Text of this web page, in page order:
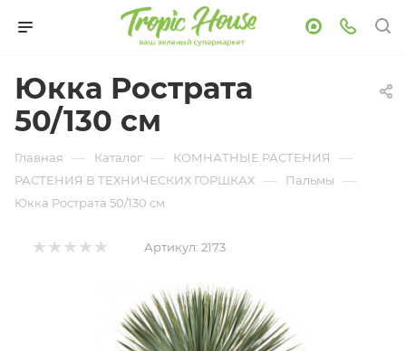
Юкка Рострата
50/130 см
Главная — Каталог — КОМНАТНЫЕ РАСТЕНИЯ —
РАСТЕНИЯ В ТЕХНИЧЕСКИХ ГОРШКАХ — Пальмы —
Юкка Рострата 50/130 см
Артикул: 2173